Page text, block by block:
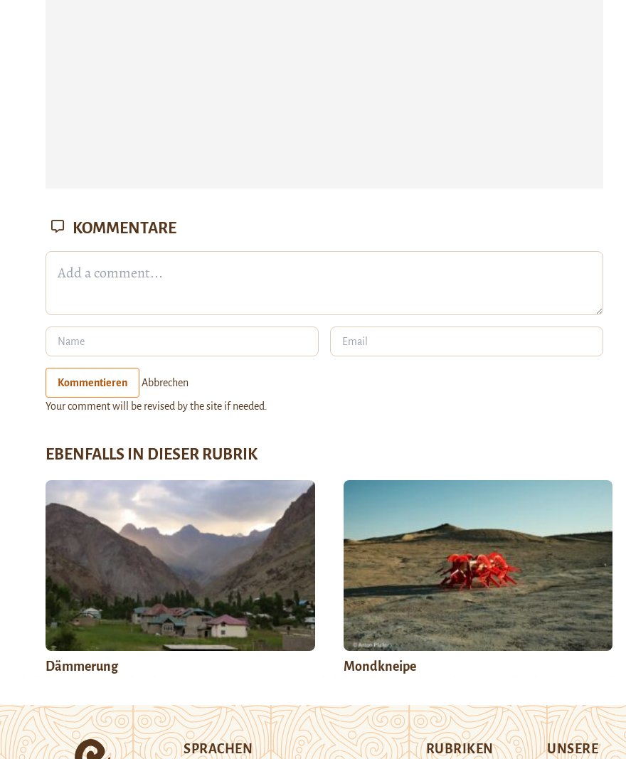
KOMMENTARE
Kommentieren Abbrechen
Your comment will be revised by the site if needed.
EBENFALLS IN DIESER RUBRIK
Dämmerung Mondkneipe
SPRACHEN RUBRIKEN UNSERE